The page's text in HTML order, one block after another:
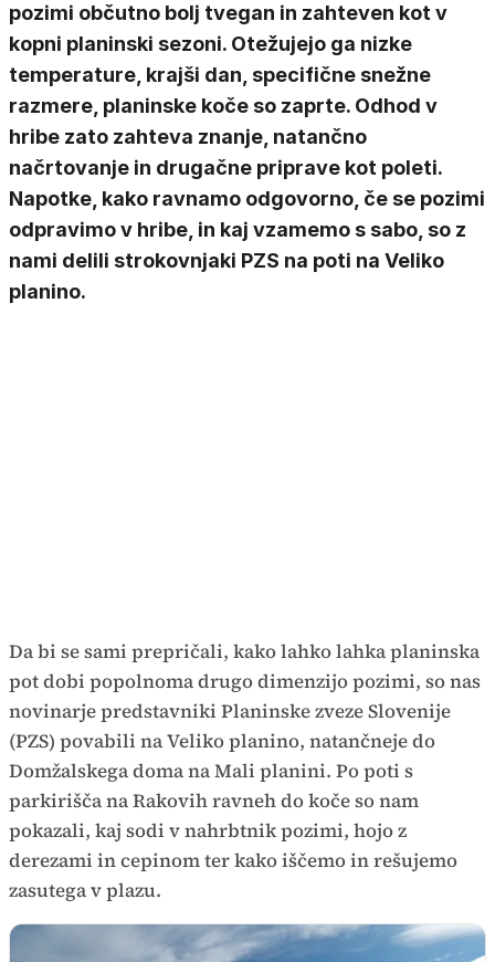
pozimi občutno bolj tvegan in zahteven kot v
kopni planinski sezoni. Otežujejo ga nizke
temperature, krajši dan, specifične snežne
razmere, planinske koče so zaprte. Odhod v
hribe zato zahteva znanje, natančno
načrtovanje in drugačne priprave kot poleti.
Napotke, kako ravnamo odgovorno, če se pozimi
odpravimo v hribe, in kaj vzamemo s sabo, so z
nami delili strokovnjaki PZS na poti na Veliko
planino.
Da bi se sami prepričali, kako lahko lahka planinska
pot dobi popolnoma drugo dimenzijo pozimi, so nas
novinarje predstavniki Planinske zveze Slovenije
(PZS) povabili na Veliko planino, natančneje do
Domžalskega doma na Mali planini. Po poti s
parkirišča na Rakovih ravneh do koče so nam
pokazali, kaj sodi v nahrbtnik pozimi, hojo z
derezami in cepinom ter kako iščemo in rešujemo
zasutega v plazu.